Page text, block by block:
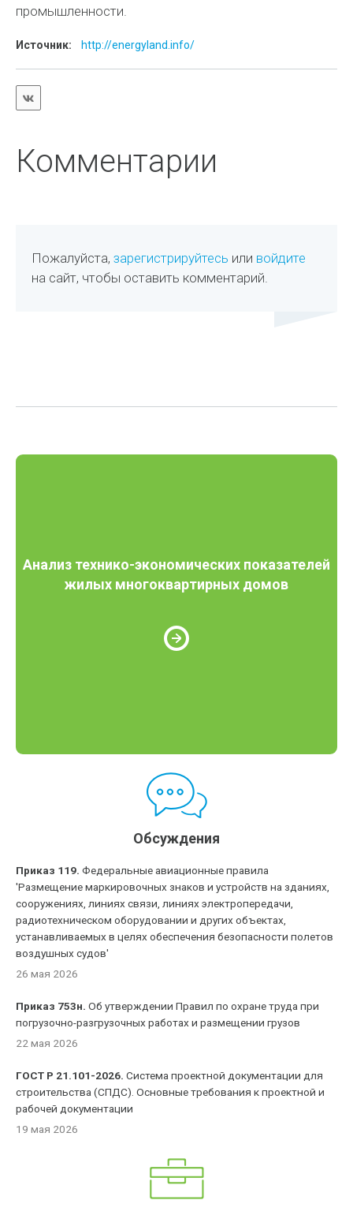
промышленности.
Источник: http://energyland.info/
Комментарии
Пожалуйста,зарегистрируйтесь или войдите
на сайт, чтобы оставить комментарий.
Анализ технико-экономических показателей
жилых многоквартирных домов
Обсуждения
Приказ 119. Федеральные авиационные правила
'Размещение маркировочных знаков и устройств на зданиях,
сооружениях, линиях связи, линиях электропередачи,
радиотехническом оборудовании и других объектах,
устанавливаемых в целях обеспечения безопасности полетов
воздушных судов'
26 мая 2026
Приказ 753н. Об утверждении Правил по охране труда при
погрузочно-разгрузочных работах и размещении грузов
22 мая 2026
ГОСТ Р 21.101-2026. Система проектной документации для
строительства (СПДС). Основные требования к проектной и
рабочей документации
19 мая 2026